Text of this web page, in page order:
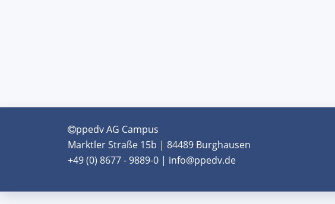
ppedv AG Campus
Marktler Straße 15b | 84489 Burghausen
+49 (0) 8677 - 9889-0 | info@ppedv.de